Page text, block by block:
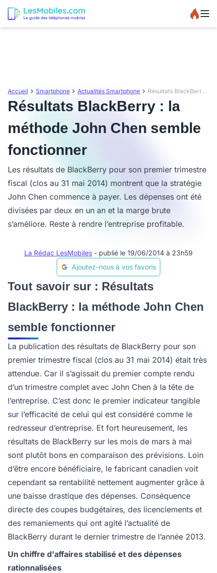
Accueil Smartphone Actualités Smartphone Résultats BlackBerry : la méthode John Chen semble fonctionner
Résultats BlackBerry : la
méthode John Chen semble
fonctionner
Les résultats de BlackBerry pour son premier trimestre
fiscal (clos au 31 mai 2014) montrent que la stratégie
John Chen commence à payer. Les dépenses ont été
divisées par deux en un an et la marge brute
s’améliore. Reste à rendre l’entreprise profitable.
La Rédac LesMobiles - publié le 19/06/2014 à 23h59
Ajoutez-nous à vos favoris
Tout savoir sur : Résultats
BlackBerry : la méthode John Chen
semble fonctionner
La publication des résultats de BlackBerry pour son
premier trimestre fiscal (clos au 31 mai 2014) était très
attendue. Car il s’agissait du premier compte rendu
d’un trimestre complet avec John Chen à la tête de
l’entreprise. C’est donc le premier indicateur tangible
sur l’efficacité de celui qui est considéré comme le
redresseur d’entreprise. Et fort heureusement, les
résultats de BlackBerry sur les mois de mars à mai
sont plutôt bons en comparaison des prévisions. Loin
d’être encore bénéficiaire, le fabricant canadien voit
cependant sa rentabilité nettement augmenter grâce à
une baisse drastique des dépenses. Conséquence
directe des coupes budgétaires, des licenciements et
des remaniements qui ont agité l’actualité de
BlackBerry durant le dernier trimestre de l’année 2013.
Un chiffre d'affaires stabilisé et des dépenses
rationnalisées